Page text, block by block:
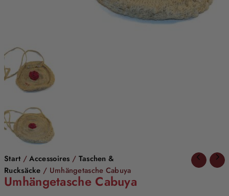
Start /Accessoires / Taschen &
Rucksäcke / Umhängetasche Cabuya
Umhängetasche Cabuya